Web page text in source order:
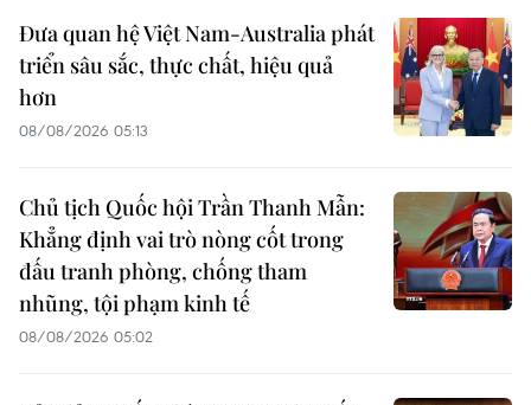
Đưa quan hệ Việt Nam-Australia phát
triển sâu sắc, thực chất, hiệu quả
hơn
08/08/2026 05:13
Chủ tịch Quốc hội Trần Thanh Mẫn:
Khẳng định vai trò nòng cốt trong
đấu tranh phòng, chống tham
nhũng, tội phạm kinh tế
08/08/2026 05:02